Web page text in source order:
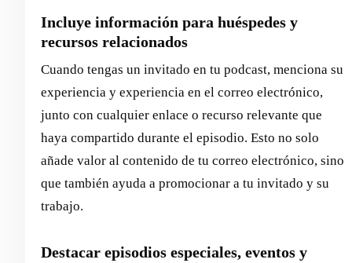
Incluye información para huéspedes y
recursos relacionados
Cuando tengas un invitado en tu podcast, menciona su
experiencia y experiencia en el correo electrónico,
junto con cualquier enlace o recurso relevante que
haya compartido durante el episodio. Esto no solo
añade valor al contenido de tu correo electrónico, sino
que también ayuda a promocionar a tu invitado y su
trabajo.
Destacar episodios especiales, eventos y